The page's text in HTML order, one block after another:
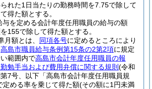
れた1日当たりの勤務時間を7.75で除して
得た額とする。
与を定める会計年度任用職員の給与の額
155で除して得た額とする。
月額とは、 同項各号に定めるところにより
高島市職員給与条例第15条の2第2項に規定
範囲内で高島市会計年度任用職員の報
勉手当および費用弁償に関する規則 (令和
7号、以下「高島市会計年度任用職員規
定める率を乗じて得た額(その額に1円未満